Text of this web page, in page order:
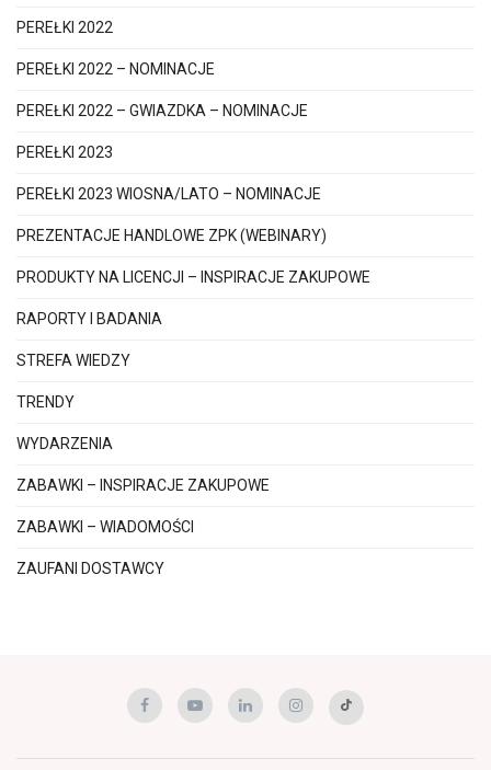
PEREŁKI 2022
PEREŁKI 2022 – NOMINACJE
PEREŁKI 2022 – GWIAZDKA – NOMINACJE
PEREŁKI 2023
PEREŁKI 2023 WIOSNA/LATO – NOMINACJE
PREZENTACJE HANDLOWE ZPK (WEBINARY)
PRODUKTY NA LICENCJI – INSPIRACJE ZAKUPOWE
RAPORTY I BADANIA
STREFA WIEDZY
TRENDY
WYDARZENIA
ZABAWKI – INSPIRACJE ZAKUPOWE
ZABAWKI – WIADOMOŚCI
ZAUFANI DOSTAWCY